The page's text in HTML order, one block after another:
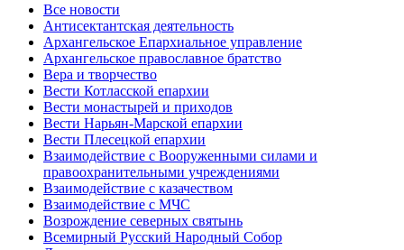
Все новости
Антисектантская деятельность
Архангельское Епархиальное управление
Архангельское православное братство
Вера и творчество
Вести Котласской епархии
Вести монастырей и приходов
Вести Нарьян-Марской епархии
Вести Плесецкой епархии
Взаимодействие с Вооруженными силами и
правоохранительными учреждениями
Взаимодействие с казачеством
Взаимодействие с МЧС
Возрождение северных святынь
Всемирный Русский Народный Собор